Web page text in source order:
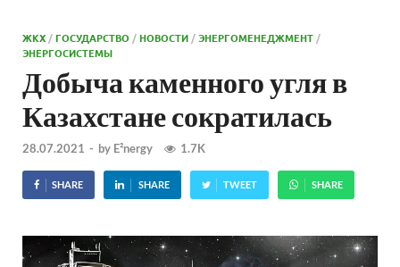
ЖКХ /ГОСУДАРСТВО /НОВОСТИ /ЭНЕРГОМЕНЕДЖМЕНТ /
ЭНЕРГОСИСТЕМЫ
Добыча каменного угля в
Казахстане сократилась
28.07.2021 - by E²nergy 1.7K
SHARE SHARE TWEET SHARE